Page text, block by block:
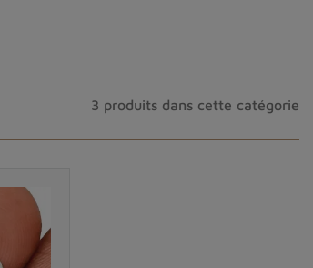
3 produits dans cette catégorie